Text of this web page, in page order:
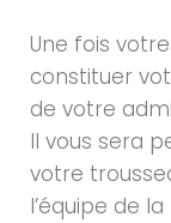
Une fois
constituer
de votre
Il vous sera
votre
l’équipe de